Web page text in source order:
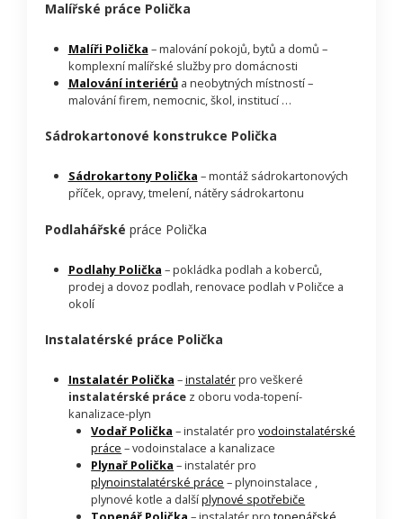
Malířské práce Polička
Malíři Polička – malování pokojů, bytů a domů –
komplexní malířské služby pro domácnosti
Malování interiérůa neobytných místností –
malování firem, nemocnic, škol, institucí …
Sádrokartonové konstrukce Polička
Sádrokartony Polička – montáž sádrokartonových
příček, opravy, tmelení, nátěry sádrokartonu
Podlahářské práce Polička
Podlahy Polička – pokládka podlah a koberců,
prodej a dovoz podlah, renovace podlah v Poličce a
okolí
Instalatérské práce Polička
Instalatér Polička –instalatérpro veškeré
instalatérské prácez oboru voda-topení-
kanalizace-plyn
Vodař Polička – instalatér provodoinstalatérské
práce – vodoinstalace a kanalizace
Plynař Polička – instalatér pro
plynoinstalatérské práce – plynoinstalace ,
plynové kotle a dalšíplynové spotřebiče